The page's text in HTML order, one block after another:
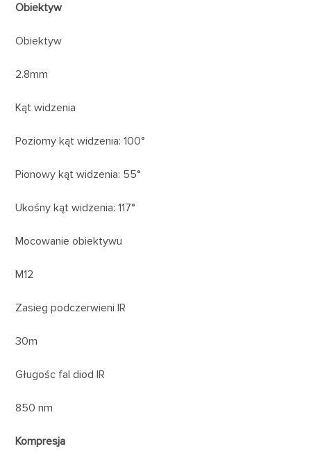
Obiektyw
Obiektyw
2.8mm
Kąt widzenia
Poziomy kąt widzenia: 100°
Pionowy kąt widzenia: 55°
Ukośny kąt widzenia: 117°
Mocowanie obiektywu
M12
Zasieg podczerwieni IR
30m
Gługośc fal diod IR
850 nm
Kompresja